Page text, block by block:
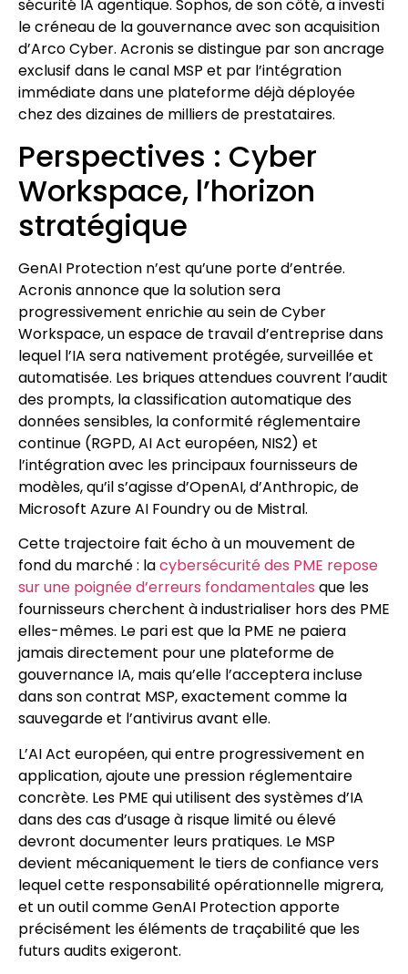
sécurité IA agentique. Sophos, de son côté, a investi
le créneau de la gouvernance avec son acquisition
d’Arco Cyber. Acronis se distingue par son ancrage
exclusif dans le canal MSP et par l’intégration
immédiate dans une plateforme déjà déployée
chez des dizaines de milliers de prestataires.
Perspectives : Cyber
Workspace, l’horizon
stratégique
GenAI Protection n’est qu’une porte d’entrée.
Acronis annonce que la solution sera
progressivement enrichie au sein de Cyber
Workspace, un espace de travail d’entreprise dans
lequel l’IA sera nativement protégée, surveillée et
automatisée. Les briques attendues couvrent l’audit
des prompts, la classification automatique des
données sensibles, la conformité réglementaire
continue (RGPD, AI Act européen, NIS2) et
l’intégration avec les principaux fournisseurs de
modèles, qu’il s’agisse d’OpenAI, d’Anthropic, de
Microsoft Azure AI Foundry ou de Mistral.
Cette trajectoire fait écho à un mouvement de
fond du marché : lacybersécurité des PME repose
sur une poignée d’erreurs fondamentales que les
fournisseurs cherchent à industrialiser hors des PME
elles-mêmes. Le pari est que la PME ne paiera
jamais directement pour une plateforme de
gouvernance IA, mais qu’elle l’acceptera incluse
dans son contrat MSP, exactement comme la
sauvegarde et l’antivirus avant elle.
L’AI Act européen, qui entre progressivement en
application, ajoute une pression réglementaire
concrète. Les PME qui utilisent des systèmes d’IA
dans des cas d’usage à risque limité ou élevé
devront documenter leurs pratiques. Le MSP
devient mécaniquement le tiers de confiance vers
lequel cette responsabilité opérationnelle migrera,
et un outil comme GenAI Protection apporte
précisément les éléments de traçabilité que les
futurs audits exigeront.